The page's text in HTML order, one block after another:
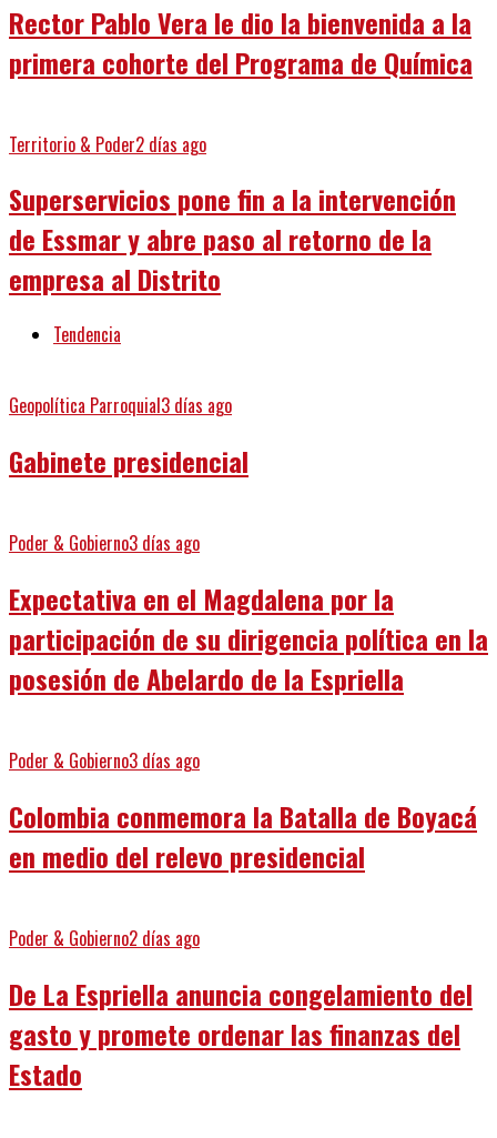
Rector Pablo Vera le dio la bienvenida a la
primera cohorte del Programa de Química
Territorio & Poder2 días ago
Superservicios pone fin a la intervención
de Essmar y abre paso al retorno de la
empresa al Distrito
Tendencia
Geopolítica Parroquial3 días ago
Gabinete presidencial
Poder & Gobierno3 días ago
Expectativa en el Magdalena por la
participación de su dirigencia política en la
posesión de Abelardo de la Espriella
Poder & Gobierno3 días ago
Colombia conmemora la Batalla de Boyacá
en medio del relevo presidencial
Poder & Gobierno2 días ago
De La Espriella anuncia congelamiento del
gasto y promete ordenar las finanzas del
Estado